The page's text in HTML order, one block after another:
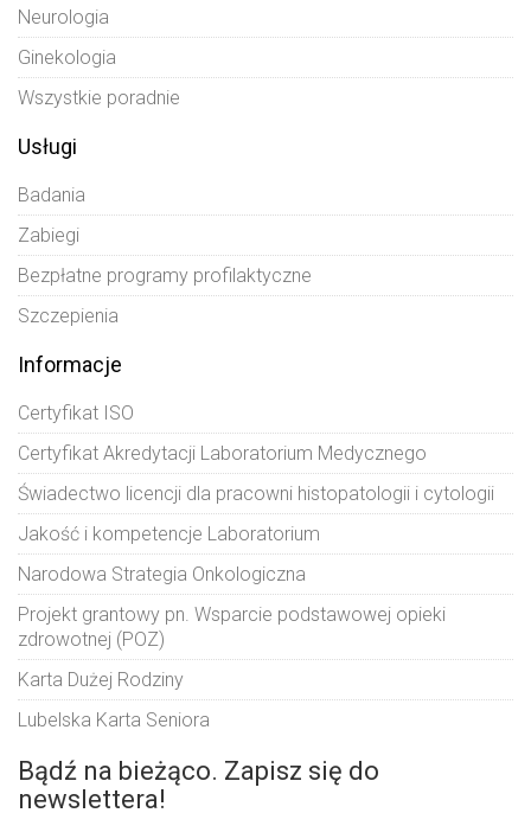
Neurologia
Ginekologia
Wszystkie poradnie
Usługi
Badania
Zabiegi
Bezpłatne programy profilaktyczne
Szczepienia
Informacje
Certyfikat ISO
Certyfikat Akredytacji Laboratorium Medycznego
Świadectwo licencji dla pracowni histopatologii i cytologii
Jakość i kompetencje Laboratorium
Narodowa Strategia Onkologiczna
Projekt grantowy pn. Wsparcie podstawowej opieki
zdrowotnej (POZ)
Karta Dużej Rodziny
Lubelska Karta Seniora
Bądź na bieżąco. Zapisz się do
newslettera!